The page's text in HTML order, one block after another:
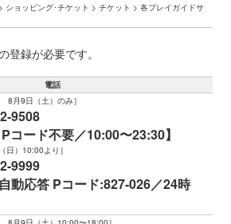
ショッピング･チケット > チケット > 各プレイガイドサ
登録が必要です。
電話
8月9日（土）のみ］
9508
Pコード不要／10:00〜23:30】
日）10:00より］
9999
自動応答 Pコード:827-026／24時